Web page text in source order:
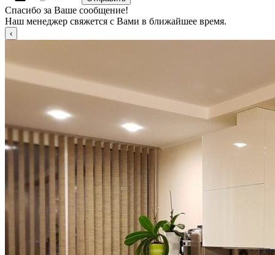
Спасибо за Ваше сообщение!
Наш менеджер свяжется с Вами в ближайшее время.